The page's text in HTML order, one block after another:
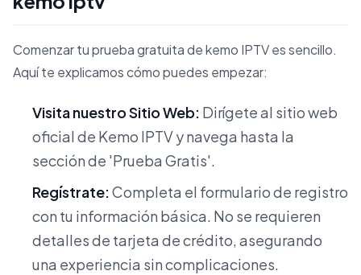
Comenzar tu prueba gratuita de kemo IPTV es sencillo.
Aquí te explicamos cómo puedes empezar:
Visita nuestro Sitio Web: Dirígete al sitio web
oficial de Kemo IPTV y navega hasta la
sección de 'Prueba Gratis'.
Regístrate:Completa el formulario de registro
con tu información básica. No se requieren
detalles de tarjeta de crédito, asegurando
una experiencia sin complicaciones.